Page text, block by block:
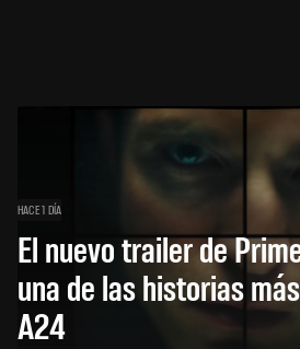
HACE 1 DÍA
El nuevo trailer de
una de las historias
A24